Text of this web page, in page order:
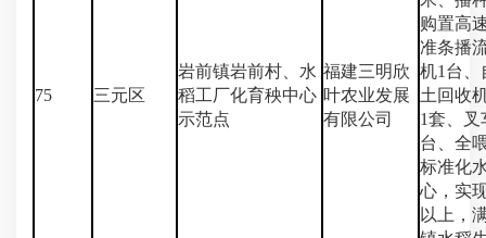
75 三元区
岩前镇岩前村、水
稻工厂化育秧中心
示范点
福建三明欣
叶农业发展
有限公司
购置高
准条播
机1台、
土回收
1套、叉
台、全
标准化
心，实
以上，